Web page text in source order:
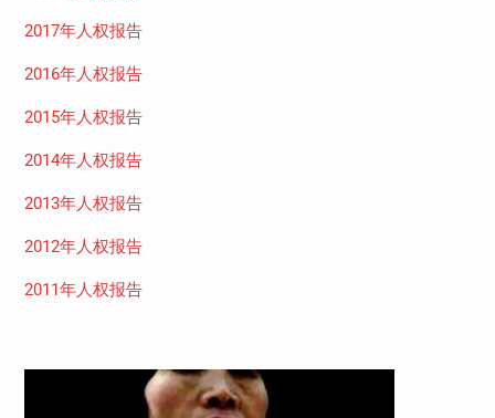
2017年人权报告
2016年人权报告
2015年人权报告
2014年人权报告
2013年人权报告
2012年人权报告
2011年人权报告